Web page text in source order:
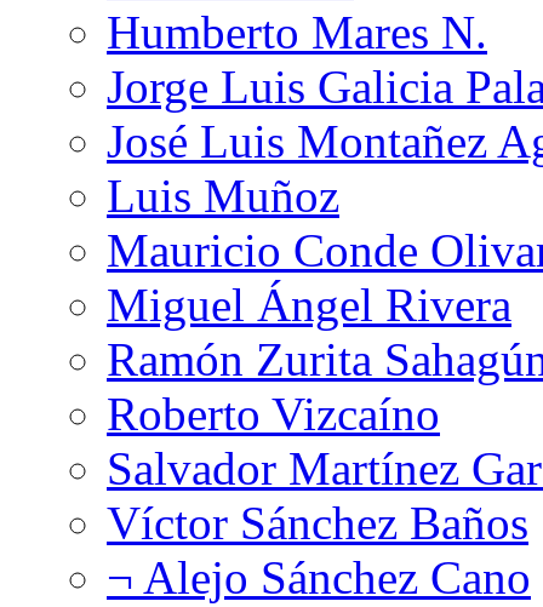
Humberto Mares N.
Jorge Luis Galicia
José Luis Montañez
Luis Muñoz
Mauricio Conde
Miguel Ángel Rivera
Ramón Zurita
Roberto Vizcaíno
Salvador Martínez
Víctor Sánchez Baños
¬ Alejo Sánchez Cano